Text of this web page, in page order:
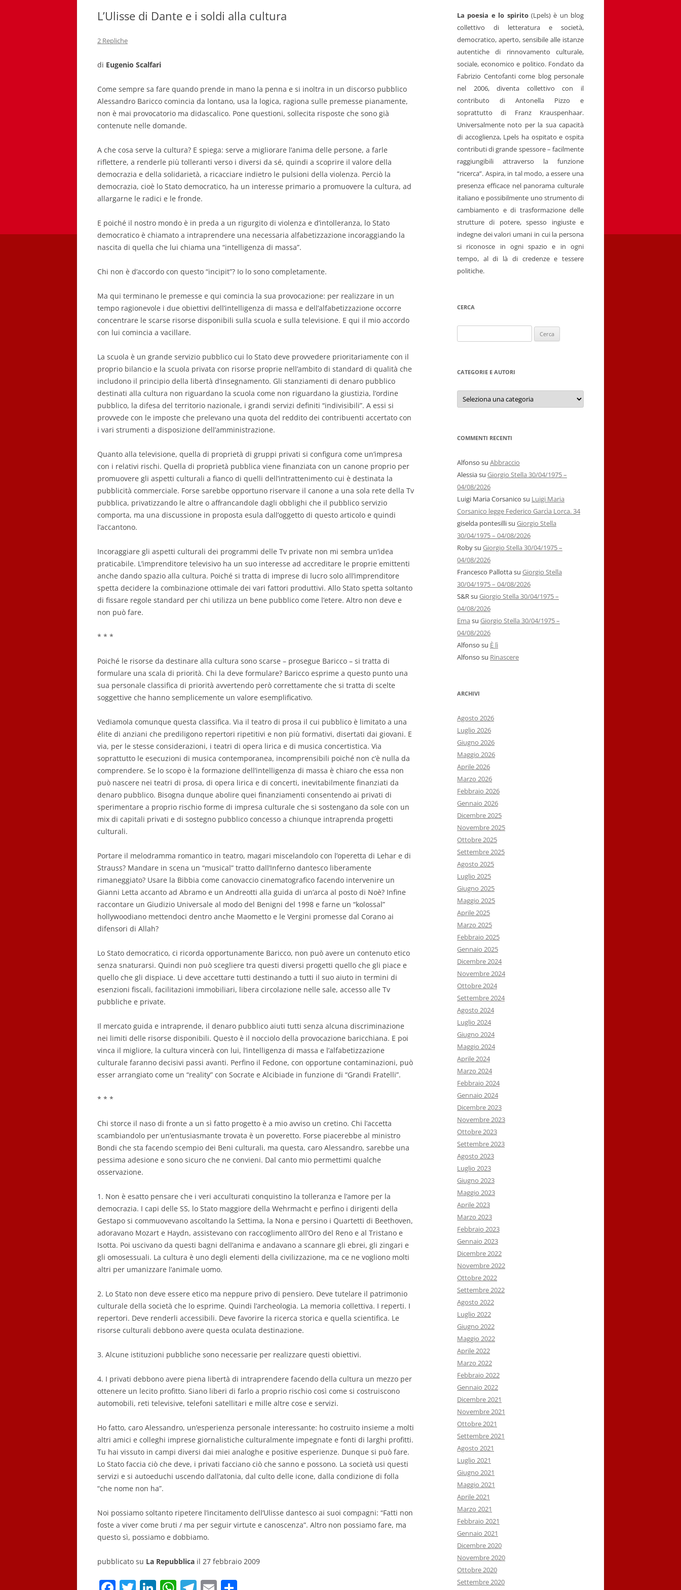
MATTEO TELARA
PASQUALE VITAGLIANO
RICCARDO FERRAZZI
ROBERTO PLEVANO
L’Ulisse di Dante e i soldi alla cultura
2 Repliche
di Eugenio Scalfari
Come sempre sa fare quando prende in mano la penna e si inoltra in un discorso pubblico
Alessandro Baricco comincia da lontano, usa la logica, ragiona sulle premesse pianamente,
non è mai provocatorio ma didascalico. Pone questioni, sollecita risposte che sono già
contenute nelle domande.
A che cosa serve la cultura? E spiega: serve a migliorare l’anima delle persone, a farle
riflettere, a renderle più tolleranti verso i diversi da sé, quindi a scoprire il valore della
democrazia e della solidarietà, a ricacciare indietro le pulsioni della violenza. Perciò la
democrazia, cioè lo Stato democratico, ha un interesse primario a promuovere la cultura, ad
allargarne le radici e le fronde.
E poiché il nostro mondo è in preda a un rigurgito di violenza e d’intolleranza, lo Stato
democratico è chiamato a intraprendere una necessaria alfabetizzazione incoraggiando la
nascita di quella che lui chiama una “intelligenza di massa”.
Chi non è d’accordo con questo “incipit”? Io lo sono completamente.
Ma qui terminano le premesse e qui comincia la sua provocazione: per realizzare in un
tempo ragionevole i due obiettivi dell’intelligenza di massa e dell’alfabetizzazione occorre
concentrare le scarse risorse disponibili sulla scuola e sulla televisione. E qui il mio accordo
con lui comincia a vacillare.
La scuola è un grande servizio pubblico cui lo Stato deve provvedere prioritariamente con il
proprio bilancio e la scuola privata con risorse proprie nell’ambito di standard di qualità che
includono il principio della libertà d’insegnamento. Gli stanziamenti di denaro pubblico
destinati alla cultura non riguardano la scuola come non riguardano la giustizia, l’ordine
pubblico, la difesa del territorio nazionale, i grandi servizi definiti “indivisibili”. A essi si
provvede con le imposte che prelevano una quota del reddito dei contribuenti accertato con
i vari strumenti a disposizione dell’amministrazione.
Quanto alla televisione, quella di proprietà di gruppi privati si configura come un’impresa
con i relativi rischi. Quella di proprietà pubblica viene finanziata con un canone proprio per
promuovere gli aspetti culturali a fianco di quelli dell’intrattenimento cui è destinata la
pubblicità commerciale. Forse sarebbe opportuno riservare il canone a una sola rete della Tv
pubblica, privatizzando le altre o affrancandole dagli obblighi che il pubblico servizio
comporta, ma una discussione in proposta esula dall’oggetto di questo articolo e quindi
l’accantono.
Incoraggiare gli aspetti culturali dei programmi delle Tv private non mi sembra un’idea
praticabile. L’imprenditore televisivo ha un suo interesse ad accreditare le proprie emittenti
anche dando spazio alla cultura. Poiché si tratta di imprese di lucro solo all’imprenditore
spetta decidere la combinazione ottimale dei vari fattori produttivi. Allo Stato spetta soltanto
di fissare regole standard per chi utilizza un bene pubblico come l’etere. Altro non deve e
non può fare.
* * *
Poiché le risorse da destinare alla cultura sono scarse – prosegue Baricco – si tratta di
formulare una scala di priorità. Chi la deve formulare? Baricco esprime a questo punto una
sua personale classifica di priorità avvertendo però correttamente che si tratta di scelte
soggettive che hanno semplicemente un valore esemplificativo.
Vediamola comunque questa classifica. Via il teatro di prosa il cui pubblico è limitato a una
élite di anziani che prediligono repertori ripetitivi e non più formativi, disertati dai giovani. E
via, per le stesse considerazioni, i teatri di opera lirica e di musica concertistica. Via
soprattutto le esecuzioni di musica contemporanea, incomprensibili poiché non c’è nulla da
comprendere. Se lo scopo è la formazione dell’intelligenza di massa è chiaro che essa non
può nascere nei teatri di prosa, di opera lirica e di concerti, inevitabilmente finanziati da
denaro pubblico. Bisogna dunque abolire quei finanziamenti consentendo ai privati di
sperimentare a proprio rischio forme di impresa culturale che si sostengano da sole con un
mix di capitali privati e di sostegno pubblico concesso a chiunque intraprenda progetti
culturali.
Portare il melodramma romantico in teatro, magari miscelandolo con l’operetta di Lehar e di
Strauss? Mandare in scena un “musical” tratto dall’Inferno dantesco liberamente
rimaneggiato? Usare la Bibbia come canovaccio cinematografico facendo intervenire un
Gianni Letta accanto ad Abramo e un Andreotti alla guida di un’arca al posto di Noè? Infine
raccontare un Giudizio Universale al modo del Benigni del 1998 e farne un “kolossal”
hollywoodiano mettendoci dentro anche Maometto e le Vergini promesse dal Corano ai
difensori di Allah?
Lo Stato democratico, ci ricorda opportunamente Baricco, non può avere un contenuto etico
senza snaturarsi. Quindi non può scegliere tra questi diversi progetti quello che gli piace e
quello che gli dispiace. Li deve accettare tutti destinando a tutti il suo aiuto in termini di
esenzioni fiscali, facilitazioni immobiliari, libera circolazione nelle sale, accesso alle Tv
pubbliche e private.
Il mercato guida e intraprende, il denaro pubblico aiuti tutti senza alcuna discriminazione
nei limiti delle risorse disponibili. Questo è il nocciolo della provocazione baricchiana. E poi
vinca il migliore, la cultura vincerà con lui, l’intelligenza di massa e l’alfabetizzazione
culturale faranno decisivi passi avanti. Perfino il Fedone, con opportune contaminazioni, può
esser arrangiato come un “reality” con Socrate e Alcibiade in funzione di “Grandi Fratelli”.
* * *
Chi storce il naso di fronte a un sì fatto progetto è a mio avviso un cretino. Chi l’accetta
scambiandolo per un’entusiasmante trovata è un poveretto. Forse piacerebbe al ministro
Bondi che sta facendo scempio dei Beni culturali, ma questa, caro Alessandro, sarebbe una
pessima adesione e sono sicuro che ne convieni. Dal canto mio permettimi qualche
osservazione.
1. Non è esatto pensare che i veri acculturati conquistino la tolleranza e l’amore per la
democrazia. I capi delle SS, lo Stato maggiore della Wehrmacht e perfino i dirigenti della
Gestapo si commuovevano ascoltando la Settima, la Nona e persino i Quartetti di Beethoven,
adoravano Mozart e Haydn, assistevano con raccoglimento all’Oro del Reno e al Tristano e
Isotta. Poi uscivano da questi bagni dell’anima e andavano a scannare gli ebrei, gli zingari e
gli omosessuali. La cultura è uno degli elementi della civilizzazione, ma ce ne vogliono molti
altri per umanizzare l’animale uomo.
2. Lo Stato non deve essere etico ma neppure privo di pensiero. Deve tutelare il patrimonio
culturale della società che lo esprime. Quindi l’archeologia. La memoria collettiva. I reperti. I
repertori. Deve renderli accessibili. Deve favorire la ricerca storica e quella scientifica. Le
risorse culturali debbono avere questa oculata destinazione.
3. Alcune istituzioni pubbliche sono necessarie per realizzare questi obiettivi.
4. I privati debbono avere piena libertà di intraprendere facendo della cultura un mezzo per
ottenere un lecito profitto. Siano liberi di farlo a proprio rischio così come si costruiscono
automobili, reti televisive, telefoni satellitari e mille altre cose e servizi.
Ho fatto, caro Alessandro, un’esperienza personale interessante: ho costruito insieme a molti
altri amici e colleghi imprese giornalistiche culturalmente impegnate e fonti di larghi profitti.
Tu hai vissuto in campi diversi dai miei analoghe e positive esperienze. Dunque si può fare.
Lo Stato faccia ciò che deve, i privati facciano ciò che sanno e possono. La società usi questi
servizi e si autoeduchi uscendo dall’atonia, dal culto delle icone, dalla condizione di folla
“che nome non ha”.
Noi possiamo soltanto ripetere l’incitamento dell’Ulisse dantesco ai suoi compagni: “Fatti non
foste a viver come bruti / ma per seguir virtute e canoscenza”. Altro non possiamo fare, ma
questo sì, possiamo e dobbiamo.
pubblicato su La Repubblica il 27 febbraio 2009
La poesia e lo spirito(Lpels) è un blog
collettivo di letteratura e società,
democratico, aperto, sensibile alle istanze
autentiche di rinnovamento culturale,
sociale, economico e politico. Fondato da
Fabrizio Centofanti come blog personale
nel 2006, diventa collettivo con il
contributo di Antonella Pizzo e
soprattutto di Franz Krauspenhaar.
Universalmente noto per la sua capacità
di accoglienza, Lpels ha ospitato e ospita
contributi di grande spessore – facilmente
raggiungibili attraverso la funzione
“ricerca”. Aspira, in tal modo, a essere una
presenza efficace nel panorama culturale
italiano e possibilmente uno strumento di
cambiamento e di trasformazione delle
strutture di potere, spesso ingiuste e
indegne dei valori umani in cui la persona
si riconosce in ogni spazio e in ogni
tempo, al di là di credenze e tessere
politiche.
CERCA
per:
CATEGORIE E AUTORI
Categorie
autori
COMMENTI RECENTI
Alfonso su Abbraccio
Alessiasu Giorgio Stella 30/04/1975 –
04/08/2026
Luigi Maria Corsanico su Luigi Maria
Corsanico legge Federico Garcìa Lorca. 34
giselda pontesillisu Giorgio Stella
30/04/1975 – 04/08/2026
Robysu Giorgio Stella 30/04/1975 –
04/08/2026
Francesco Pallottasu Giorgio Stella
30/04/1975 – 04/08/2026
S&Rsu Giorgio Stella 30/04/1975 –
04/08/2026
Ema su Giorgio Stella 30/04/1975 –
04/08/2026
Alfonso su È lì
Alfonso su Rinascere
ARCHIVI
Agosto 2026
Luglio 2026
Giugno 2026
Maggio 2026
Aprile 2026
Marzo 2026
Febbraio 2026
Gennaio 2026
Dicembre 2025
Novembre 2025
Ottobre 2025
Settembre 2025
Agosto 2025
Luglio 2025
Giugno 2025
Maggio 2025
Aprile 2025
Marzo 2025
Febbraio 2025
Gennaio 2025
Dicembre 2024
Novembre 2024
Ottobre 2024
Settembre 2024
Agosto 2024
Luglio 2024
Giugno 2024
Maggio 2024
Aprile 2024
Marzo 2024
Febbraio 2024
Gennaio 2024
Dicembre 2023
Novembre 2023
Ottobre 2023
Settembre 2023
Agosto 2023
Luglio 2023
Giugno 2023
Maggio 2023
Aprile 2023
Marzo 2023
Febbraio 2023
Gennaio 2023
Dicembre 2022
Novembre 2022
Ottobre 2022
Settembre 2022
Agosto 2022
Luglio 2022
Giugno 2022
Maggio 2022
Aprile 2022
Marzo 2022
Febbraio 2022
Gennaio 2022
Dicembre 2021
Novembre 2021
Ottobre 2021
Settembre 2021
Agosto 2021
Luglio 2021
Giugno 2021
Maggio 2021
Aprile 2021
Marzo 2021
Febbraio 2021
Gennaio 2021
Dicembre 2020
Novembre 2020
Ottobre 2020
Settembre 2020